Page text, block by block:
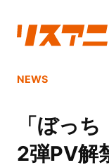
NEWS
「ぼっ
2弾PV解